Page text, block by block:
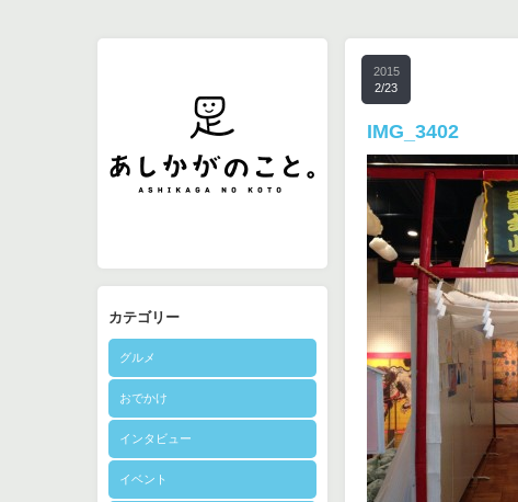
カテゴリー
グルメ
おでかけ
インタビュー
イベント
2015
2/23
IMG_3402